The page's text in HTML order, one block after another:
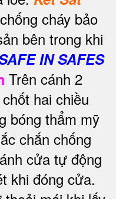
cháy bảo
bên trong khi
IN SAFES
Trên cánh 2
hai chiều
bóng thẩm mỹ
chắn chống
cửa tự động
khi đóng cửa.